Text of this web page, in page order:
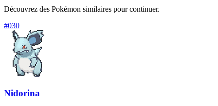
Découvrez des Pokémon similaires pour continuer.
#030
Nidorina